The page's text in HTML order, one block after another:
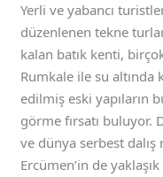
Yerli ve yabancı
düzenlenen tekne
kalan batık kenti,
Rumkale ile su
edilmiş eski yapıların
görme fırsatı buluyor.
ve dünya serbest
Ercümen’in de